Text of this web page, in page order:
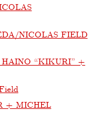
NICOLAS FIELD
“KIKURI” +
+ MICHEL